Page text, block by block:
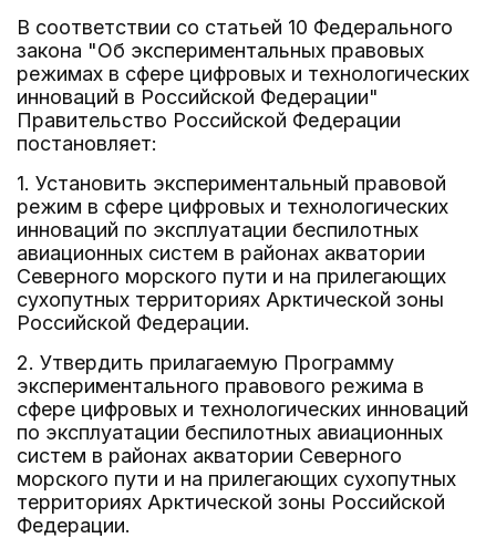
В соответствии со статьей 10 Федерального
закона "Об экспериментальных правовых
режимах в сфере цифровых и технологических
инноваций в Российской Федерации"
Правительство Российской Федерации
постановляет:
1. Установить экспериментальный правовой
режим в сфере цифровых и технологических
инноваций по эксплуатации беспилотных
авиационных систем в районах акватории
Северного морского пути и на прилегающих
сухопутных территориях Арктической зоны
Российской Федерации.
2. Утвердить прилагаемую Программу
экспериментального правового режима в
сфере цифровых и технологических инноваций
по эксплуатации беспилотных авиационных
систем в районах акватории Северного
морского пути и на прилегающих сухопутных
территориях Арктической зоны Российской
Федерации.